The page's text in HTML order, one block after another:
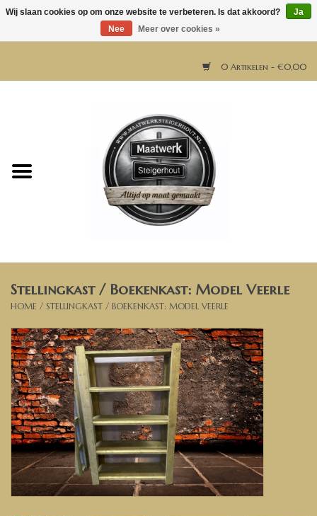
0 Artikelen - €0,00
Horeca meubels
Bartafels
Banken, stoelen &
(Bar)krukken
Hoekbanken
Plantenbakken
Hockers & Terrastafels
Stellingkast / Boekenkast: Model Veerle
HOME / STELLINGKAST / BOEKENKAST: MODEL VEERLE
Wij slaan cookies op om onze website te verbeteren. Is dat akkoord?
Ja
Nee
Meer over cookies »